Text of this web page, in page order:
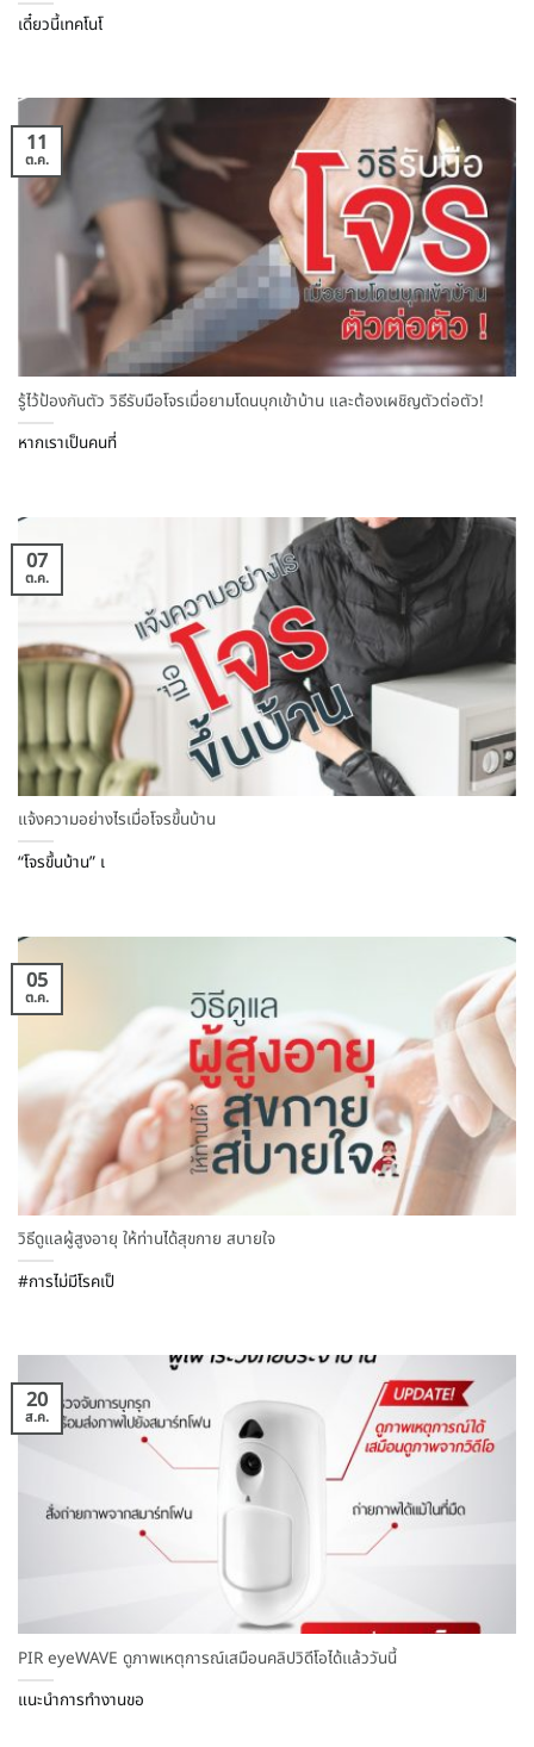
เดี๋ยวนี้เทคโนโ
รู้ไว้ป้องกันตัว วิธีรับมือโจรเมื่อยามโดนบุกเข้าบ้าน และต้องเผชิญตัวต่อตัว!
หากเราเป็นคนที่
11
ต.ค.
แจ้งความอย่างไรเมื่อโจรขึ้นบ้าน
“โจรขึ้นบ้าน” เ
07
ต.ค.
วิธีดูแลผู้สูงอายุ ให้ท่านได้สุขกาย สบายใจ
#การไม่มีโรคเป็
05
ต.ค.
PIR eyeWAVE ดูภาพเหตุการณ์เสมือนคลิปวิดีโอได้เเล้ววันนี้
แนะนำการทำงานขอ
20
ส.ค.